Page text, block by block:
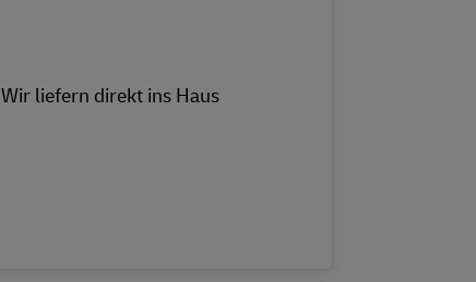
Wir liefern direkt ins Haus